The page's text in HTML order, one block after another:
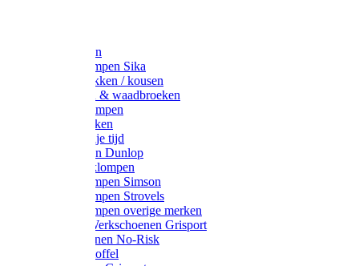
Werksokken
Schoenklompen Sika
Thermo sokken / kousen
Lieslaarzen & waadbroeken
Houten klompen
Wandelsokken
Laarzen vrije tijd
Werklaarzen Dunlop
Kunststof klompen
Schoenklompen Simson
Schoenklompen Strovels
Schoenklompen overige merken
Wandel-/ Werkschoenen Grisport
Werkschoenen No-Risk
Klomppantoffel